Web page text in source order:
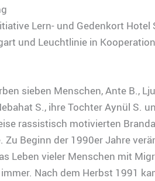
Lern- und Gedenkort Hotel
und Leuchtlinie in
sieben Menschen, Ante B.,
S., ihre Tochter Aynül S.
rassistisch motivierten
Beginn der 1990er Jahre
Leben vieler Menschen mit
Nach dem Herbst 1991